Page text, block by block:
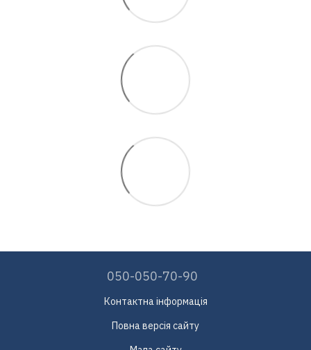
050-050-70-90
Контактна інформація
Повна версія сайту